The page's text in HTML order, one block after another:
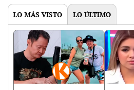
LO MÁS VISTO LO ÚLTIMO